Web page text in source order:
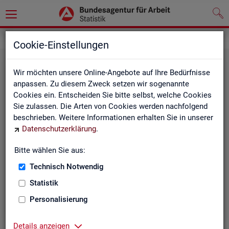
Cookie-Einstellungen
Wir möchten unsere Online-Angebote auf Ihre Bedürfnisse
anpassen. Zu diesem Zweck setzen wir sogenannte
Cookies ein. Entscheiden Sie bitte selbst, welche Cookies
Sie zulassen. Die Arten von Cookies werden nachfolgend
beschrieben. Weitere Informationen erhalten Sie in unserer
Datenschutzerklärung.
Bitte wählen Sie aus:
Technisch Notwendig
Statistik
Personalisierung
Details anzeigen
Hier stehen unsere Basisgrundlagen:
Kurzinformationen, Glossar, Kennzahlensteckbriefe,